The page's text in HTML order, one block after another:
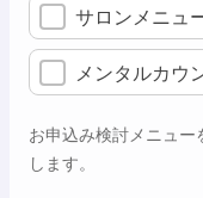
サロンメニュ
メンタルカウ
お申込み検討メニュ
します。